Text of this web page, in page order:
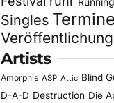
Singles Termine
Artists
Amorphis ASP Attic Blind
D-A-D Destruction Die